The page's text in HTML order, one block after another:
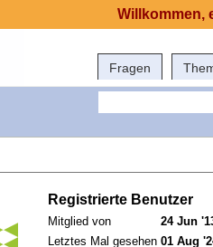
Fragen
Registrierte Benutzer
Mitglied von
24 Jun
Letztes Mal gesehen 01 Aug
Willkommen,